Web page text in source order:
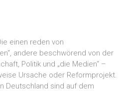
einen reden von
andere beschwörend von der
Politik und „die Medien“ –
Ursache oder Reformprojekt.
Deutschland sind auf dem